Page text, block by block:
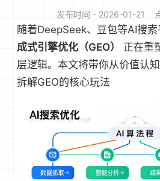
发布时间 - 2026-01-21
随着DeepSeek、豆包等AI搜索
成式引擎优化（GEO）
正在重
层逻辑。本文将带你从价值认
拆解GEO的核心玩法